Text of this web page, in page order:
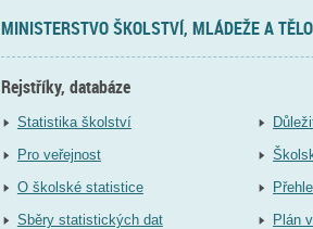
MINISTERSTVO ŠKOLSTVÍ, MLÁDEŽE A
Rejstříky, databáze
Statistika školství
Pro veřejnost
O školské statistice
Sběry statistických dat
Plán